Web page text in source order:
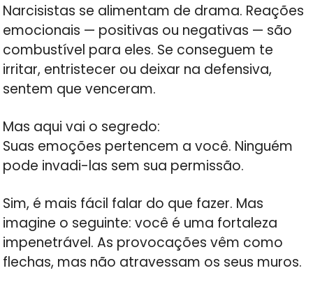
Narcisistas se alimentam de drama. Reações
emocionais — positivas ou negativas — são
combustível para eles. Se conseguem te
irritar, entristecer ou deixar na defensiva,
sentem que venceram.
Mas aqui vai o segredo:
Suas emoções pertencem a você. Ninguém
pode invadi-las sem sua permissão.
Sim, é mais fácil falar do que fazer. Mas
imagine o seguinte: você é uma fortaleza
impenetrável. As provocações vêm como
flechas, mas não atravessam os seus muros.